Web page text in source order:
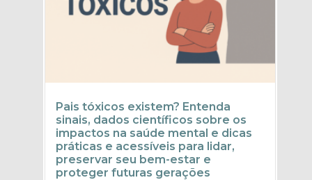
Pais tóxicos existem? Entenda
sinais, dados científicos sobre os
impactos na saúde mental e dicas
práticas e acessíveis para lidar,
preservar seu bem-estar e
proteger futuras gerações